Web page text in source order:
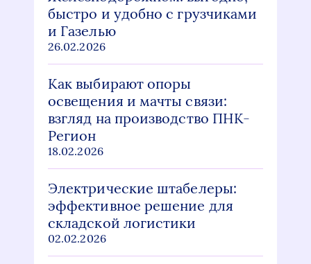
быстро и удобно с грузчиками
и Газелью
26.02.2026
Как выбирают опоры
освещения и мачты связи:
взгляд на производство ПНК-
Регион
18.02.2026
Электрические штабелеры:
эффективное решение для
складской логистики
02.02.2026